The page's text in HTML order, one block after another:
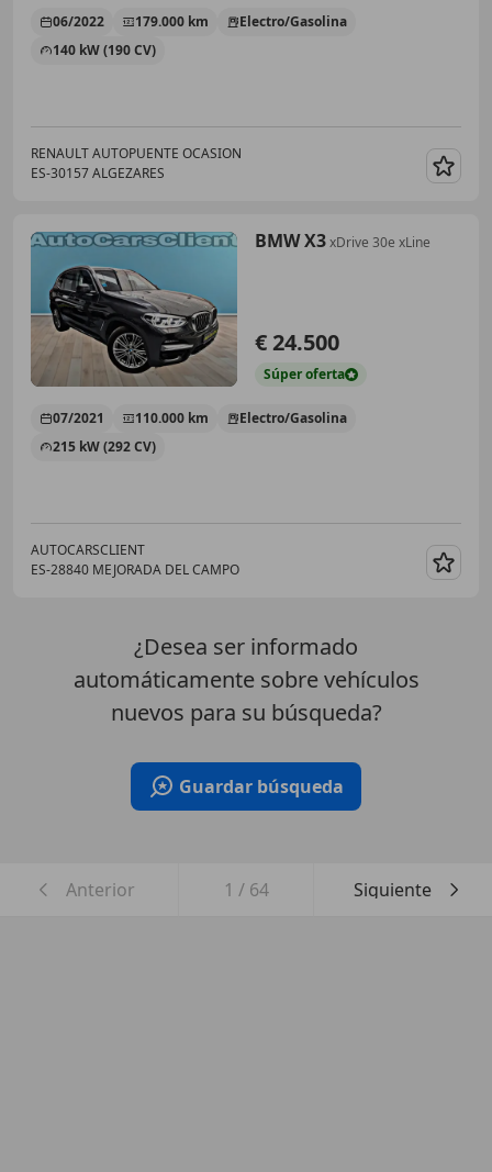
06/2022 179.000 km
Electro/Gasolina
140 kW (190 CV)
RENAULT AUTOPUENTE OCASION
ES-30157 ALGEZARES
BMW X3xDrive 30e xLine
€ 24.500
Súperoferta
07/2021 110.000 km
Electro/Gasolina
215 kW (292 CV)
AUTOCARSCLIENT
ES-28840 MEJORADA DEL CAMPO
¿Desea ser informado
automáticamente sobre vehículos
nuevos para su búsqueda?
Guardar búsqueda
Anterior 1 / 64 Siguiente